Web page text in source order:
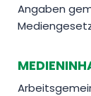
Angaben